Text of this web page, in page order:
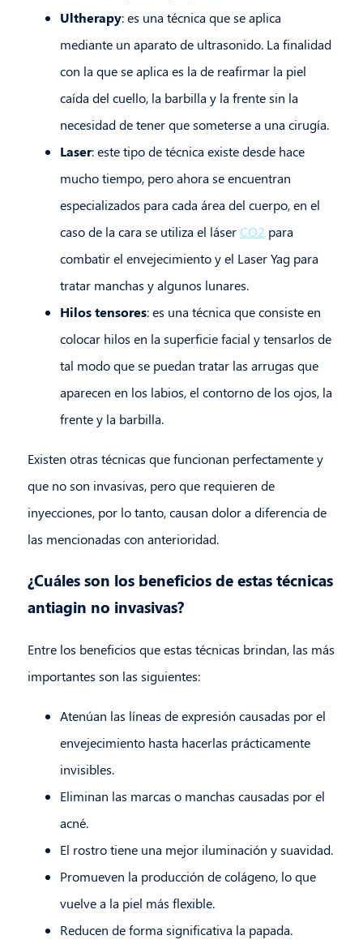
Ultherapy: es una técnica que se aplica
mediante un aparato de ultrasonido. La finalidad
con la que se aplica es la de reafirmar la piel
caída del cuello, la barbilla y la frente sin la
necesidad de tener que someterse a una cirugía.
Laser: este tipo de técnica existe desde hace
mucho tiempo, pero ahora se encuentran
especializados para cada área del cuerpo, en el
caso de la cara se utiliza el láserCO2 para
combatir el envejecimiento y el Laser Yag para
tratar manchas y algunos lunares.
Hilos tensores: es una técnica que consiste en
colocar hilos en la superficie facial y tensarlos de
tal modo que se puedan tratar las arrugas que
aparecen en los labios, el contorno de los ojos, la
frente y la barbilla.
Existen otras técnicas que funcionan perfectamente y
que no son invasivas, pero que requieren de
inyecciones, por lo tanto, causan dolor a diferencia de
las mencionadas con anterioridad.
¿Cuáles son los beneficios de estas técnicas
antiagin no invasivas?
Entre los beneficios que estas técnicas brindan, las más
importantes son las siguientes:
Atenúan las líneas de expresión causadas por el
envejecimiento hasta hacerlas prácticamente
invisibles.
Eliminan las marcas o manchas causadas por el
acné.
El rostro tiene una mejor iluminación y suavidad.
Promueven la producción de colágeno, lo que
vuelve a la piel más flexible.
Reducen de forma significativa la papada.